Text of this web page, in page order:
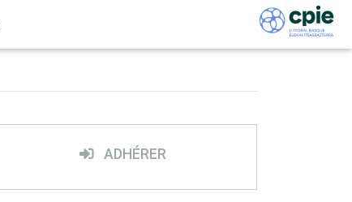
ADHÉRER